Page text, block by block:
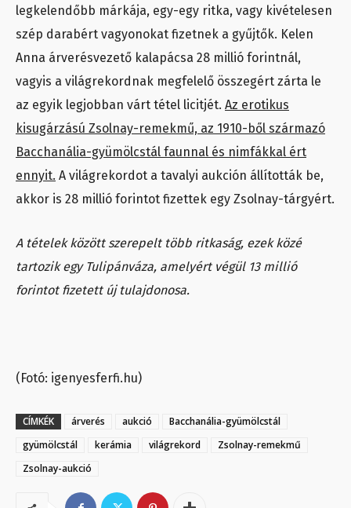
legkelendőbb márkája, egy-egy ritka, vagy kivételesen
szép darabért vagyonokat fizetnek a gyűjtők. Kelen
Anna árverésvezető kalapácsa 28 millió forintnál,
vagyis a világrekordnak megfelelő összegért zárta le
az egyik legjobban várt tétel licitjét. Az erotikus
kisugárzású Zsolnay-remekmű, az 1910-ből származó
Bacchanália-gyümölcstál faunnal és nimfákkal ért
ennyit. A világrekordot a tavalyi aukción állították be,
akkor is 28 millió forintot fizettek egy Zsolnay-tárgyért.
A tételek között szerepelt több ritkaság, ezek közé
tartozik egy Tulipánváza, amelyért végül 13 millió
forintot fizetett új tulajdonosa.
(Fotó: igenyesferfi.hu)
CÍMKÉK árverés aukció
Bacchanália-gyümölcstál
gyümölcstál
kerámia világrekord
Zsolnay-remekmű
Zsolnay-aukció